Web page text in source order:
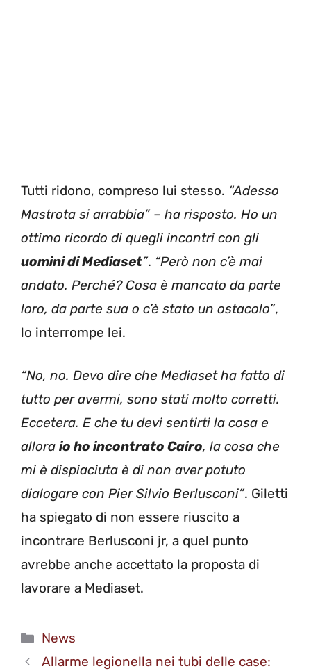
Tutti ridono, compreso lui stesso. “Adesso
Mastrota si arrabbia” – ha risposto. Ho un
ottimo ricordo di quegli incontri con gli
uomini di Mediaset”. “Però non c’è mai
andato. Perché? Cosa è mancato da parte
loro, da parte sua o c’è stato un ostacolo”,
lo interrompe lei.
“No, no. Devo dire che Mediaset ha fatto di
tutto per avermi, sono stati molto corretti.
Eccetera. E che tu devi sentirti la cosa e
allora io ho incontrato Cairo, la cosa che
mi è dispiaciuta è di non aver potuto
dialogare con Pier Silvio Berlusconi”. Giletti
ha spiegato di non essere riuscito a
incontrare Berlusconi jr, a quel punto
avrebbe anche accettato la proposta di
lavorare a Mediaset.
Categorie
News
Allarme legionella nei tubi delle case: